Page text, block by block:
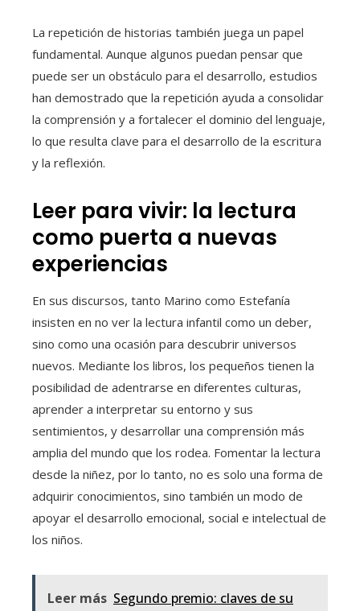
La repetición de historias también juega un papel
fundamental. Aunque algunos puedan pensar que
puede ser un obstáculo para el desarrollo, estudios
han demostrado que la repetición ayuda a consolidar
la comprensión y a fortalecer el dominio del lenguaje,
lo que resulta clave para el desarrollo de la escritura
y la reflexión.
Leer para vivir: la lectura
como puerta a nuevas
experiencias
En sus discursos, tanto Marino como Estefanía
insisten en no ver la lectura infantil como un deber,
sino como una ocasión para descubrir universos
nuevos. Mediante los libros, los pequeños tienen la
posibilidad de adentrarse en diferentes culturas,
aprender a interpretar su entorno y sus
sentimientos, y desarrollar una comprensión más
amplia del mundo que los rodea. Fomentar la lectura
desde la niñez, por lo tanto, no es solo una forma de
adquirir conocimientos, sino también un modo de
apoyar el desarrollo emocional, social e intelectual de
los niños.
Leer más Segundo premio: claves de su